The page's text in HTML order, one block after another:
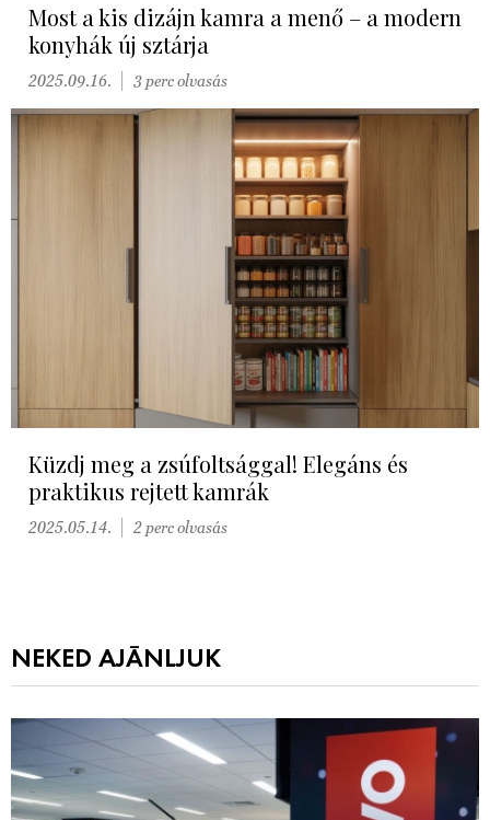
Most a kis dizájn kamra a menő – a modern
konyhák új sztárja
2025.09.16. 3 perc olvasás
Küzdj meg a zsúfoltsággal! Elegáns és
praktikus rejtett kamrák
2025.05.14. 2 perc olvasás
NEKED AJÁNLJUK